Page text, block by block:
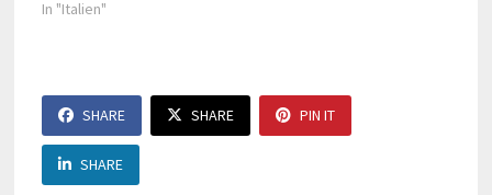
In "Italien"
SHARE SHARE PIN IT
SHARE